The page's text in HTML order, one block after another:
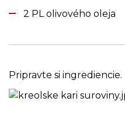
2 PL olivového oleja
Pripravte si ingrediencie.